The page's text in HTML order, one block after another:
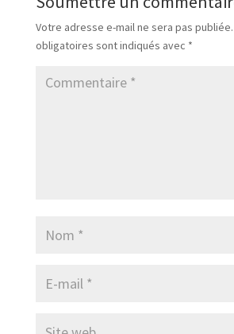
Votre adresse e-mail ne sera pas publiée.
obligatoires sont indiqués avec *